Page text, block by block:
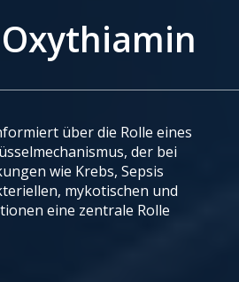
über die Rolle eines
der bei
wie Krebs, Sepsis
mykotischen und
eine zentrale Rolle